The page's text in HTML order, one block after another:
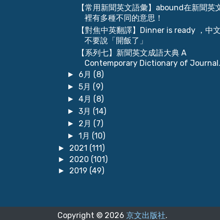
【常用新聞英文語彙】abound在新聞英
裡有多種不同的意思！
【對焦中英翻譯】Dinner is ready ，中
不要說「開飯了」
【系列七】新聞英文成語大典 A
Contemporary Dictionary of
► 6月 (8)
►5月 (9)
►4月 (8)
►3月 (14)
► 2月 (7)
►1月 (10)
► 2021 (111)
► 2020 (101)
► 2019 (49)
Copyright © 2026 京文出版社.